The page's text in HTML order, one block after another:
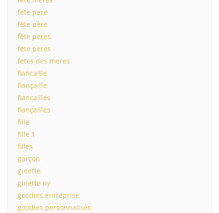
fete pere
fête père
fête pères
fete peres
fetes des meres
fiancaille
fiançaille
fiancailles
fiançailles
fille
fille 1
filles
garçon
ginette
ginette ny
goodies entreprise
goodies personnalisés